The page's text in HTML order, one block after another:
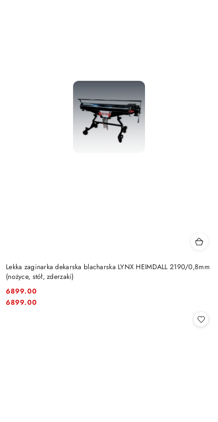
Lekka zaginarka dekarska blacharska LYNX HEIMDALL 2190/0,8mm
(nożyce, stół, zderzaki)
Cena:
6899.00
Cena:
6899.00